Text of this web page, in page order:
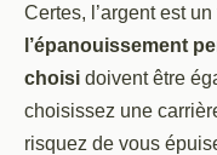
Certes, l’argent est
l’épanouissement
choisi doivent être
choisissez une
risquez de vous